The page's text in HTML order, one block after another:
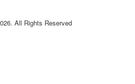
All Rights Reserved